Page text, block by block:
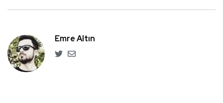
Emre Altın